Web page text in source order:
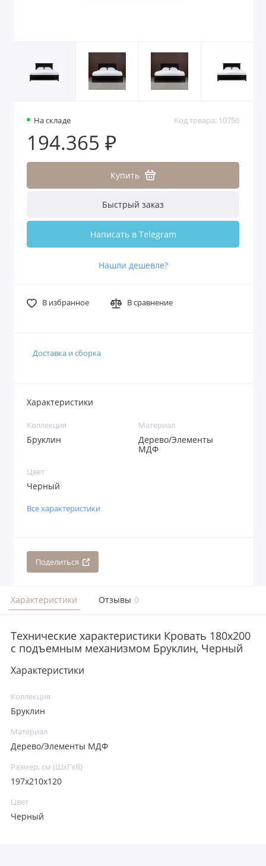
На складе Код товара: 10750
194.365 ₽
Купить
Быстрый заказ
Написать в Telegram
Нашли дешевле?
В избранное В сравнение
Доставка и сборка
Характеристики
Коллекция
Бруклин
Материал
Дерево/Элементы
МДФ
Цвет
Черный
Все характеристики
Поделиться
Характеристики Отзывы 0
Технические характеристики Кровать 180x200
с подъемным механизмом Бруклин, Черный
Характеристики
Коллекция
Бруклин
Материал
Дерево/Элементы МДФ
Размер, см (ШхГхВ)
197х210х120
Цвет
Черный